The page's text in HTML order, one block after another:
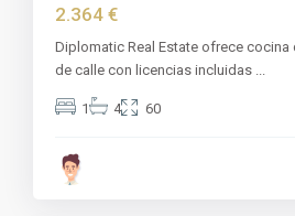
2.364 €
Diplomatic Real Estate ofrece
de calle con licencias incluidas ...
1 4 60